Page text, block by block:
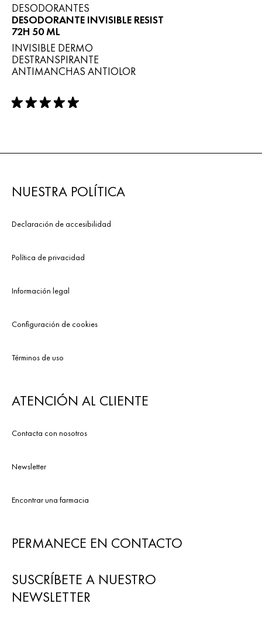
DESODORANTES
DESODORANTE INVISIBLE RESIST
72H 50 ML
INVISIBLE DERMO
DESTRANSPIRANTE
ANTIMANCHAS ANTIOLOR
rating: 5 out of 5
NUESTRA POLÍTICA
Declaración de accesibilidad
Política de privacidad
Información legal
Configuración de cookies
Términos de uso
ATENCIÓN AL CLIENTE
Contacta con nosotros
Newsletter
Encontrar una farmacia
PERMANECE EN CONTACTO
SUSCRÍBETE A NUESTRO
NEWSLETTER